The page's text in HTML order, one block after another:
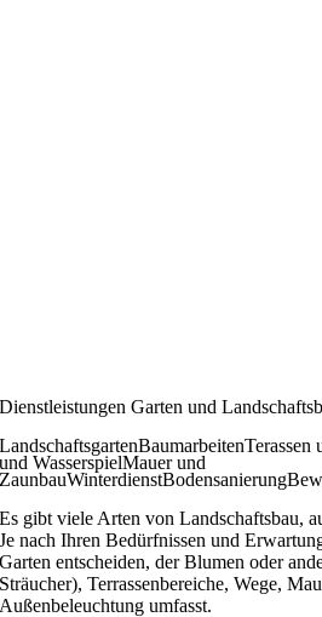
Dienstleistungen Garten und
LandschaftsgartenBaumarbeitenTerassen
und WasserspielMauer und
ZaunbauWinterdienstBodensanierung
Es gibt viele Arten von Landschaftsbau,
Je nach Ihren Bedürfnissen und
Garten entscheiden, der Blumen oder
Sträucher), Terrassenbereiche, Wege,
Außenbeleuchtung umfasst.